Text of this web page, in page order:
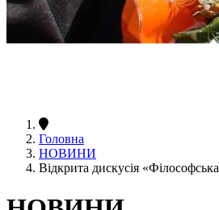
Головна
НОВИНИ
Відкрита дискусія